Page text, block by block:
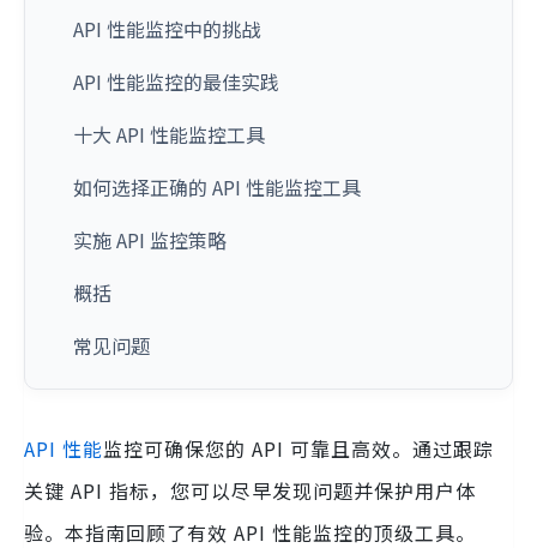
API 性能监控中的挑战
API 性能监控的最佳实践
十大 API 性能监控工具
如何选择正确的 API 性能监控工具
实施 API 监控策略
概括
常见问题
API 性能监控可确保您的 API 可靠且高效。通过跟踪
关键 API 指标，您可以尽早发现问题并保护用户体
验。本指南回顾了有效 API 性能监控的顶级工具。